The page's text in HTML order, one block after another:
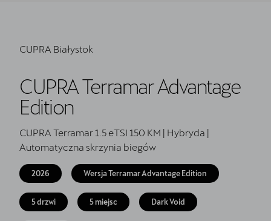
5 lat gwarancji
Finansowanie
Serwis
Oryginalne części zamienne
Akcesoria CUPRA
Dopłaty NaszEauto
CUPRA Białystok
CUPRA Terramar Advantage
Edition
CUPRA Terramar 1.5 eTSI 150 KM | Hybryda |
Automatyczna skrzynia biegów
2026 Wersja Terramar Advantage Edition
5 drzwi 5 miejsc Dark Void